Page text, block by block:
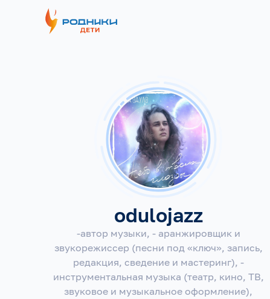
odulojazz
-автор музыки, - аранжировщик и
звукорежиссер (песни под «ключ», запись,
редакция, сведение и мастеринг), -
инструментальная музыка (театр, кино, ТВ,
звуковое и музыкальное оформление),